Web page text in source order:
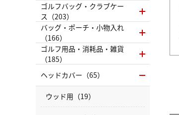
ゴルフバッグ・クラブケー
ス（203）
バッグ・ポーチ・小物入れ
（166）
ゴルフ用品・消耗品・雑貨
（185）
ヘッドカバー（65）
ウッド用（19）